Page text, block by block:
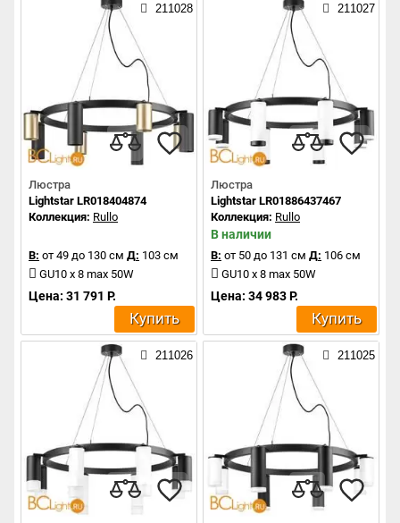
211028
Люстра
Lightstar LR018404874
Коллекция: Rullo
В: от 49 до 130 см Д: 103 см
GU10 x 8 max 50W
Цена: 31 791 Р.
Купить
211027
Люстра
Lightstar LR01886437467
Коллекция: Rullo
В наличии
В: от 50 до 131 см Д: 106 см
GU10 x 8 max 50W
Цена: 34 983 Р.
Купить
211026 211025